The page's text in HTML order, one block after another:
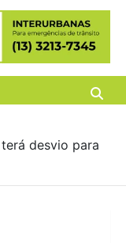
Santos
desvio para